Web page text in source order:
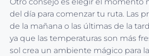
Otro consejo es elegir el momento
del día para comenzar tu ruta. Las
de la mañana o las últimas de la
ya que las temperaturas son más
sol crea un ambiente mágico para